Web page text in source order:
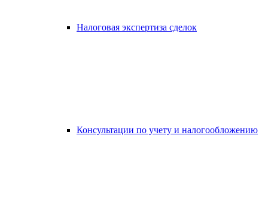
Налоговая экспертиза сделок
Консультации по учету и налогообложению